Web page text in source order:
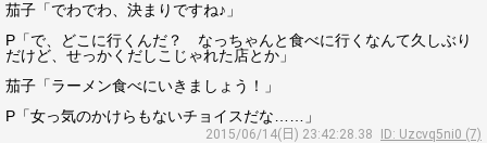
茄子「でわでわ、決まりですね♪」
P「で、どこに行くんだ？ なっちゃんと食べに行くなんて久しぶり
だけど、せっかくだしこじゃれた店とか」
茄子「ラーメン食べにいきましょう！」
P「女っ気のかけらもないチョイスだな……」
2015/06/14(日) 23:42:28.38
ID: Uzcvq5ni0 (7)